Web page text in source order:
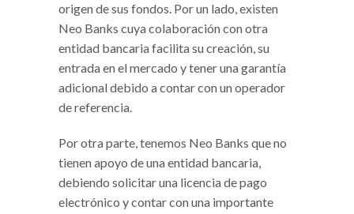
origen de sus fondos. Por un lado, existen
Neo Banks cuya colaboración con otra
entidad bancaria facilita su creación, su
entrada en el mercado y tener una garantía
adicional debido a contar con un operador
de referencia.
Por otra parte, tenemos Neo Banks que no
tienen apoyo de una entidad bancaria,
debiendo solicitar una licencia de pago
electrónico y contar con una importante